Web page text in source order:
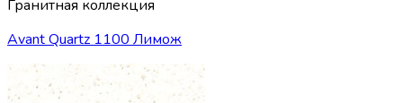
Гранитная коллекция
Avant Quartz 1100 Лимож